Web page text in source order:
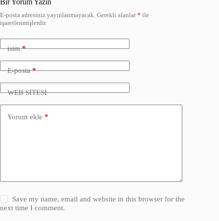
Bir Yorum Yazın
E-posta adresiniz yayınlanmayacak. Gerekli alanlar* ile
işaretlenmişlerdir
isim*
E-posta*
WEB SİTESİ
Yorum ekle *
Save my name, email and website in this browser for the
next time I comment.